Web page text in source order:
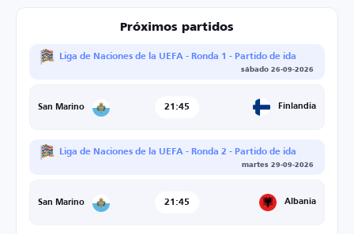
Próximos partidos
Liga de Naciones de la UEFA - Ronda 1 - Partido de ida
sábado 26-09-2026
San Marino 21:45 Finlandia
Liga de Naciones de la UEFA - Ronda 2 - Partido de ida
martes 29-09-2026
San Marino 21:45 Albania